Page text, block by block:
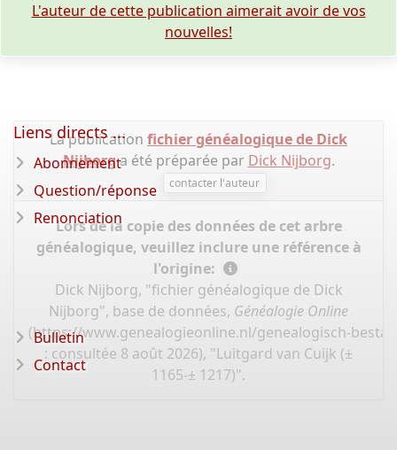
L'auteur de cette publication aimerait avoir de vos
nouvelles!
La publication fichier généalogique de Dick
Nijborga été préparée par Dick Nijborg.
contacter l'auteur
Lors de la copie des données de cet arbre
généalogique, veuillez inclure une référence à
l'origine:
Dick Nijborg, "fichier généalogique de Dick
Nijborg", base de données, Généalogie Online
(https://www.genealogieonline.nl/genealogisch-
: consultée 8 août 2026), "Luitgard van Cuijk (±
1165-± 1217)".
Liens directs ...
Abonnement
Question/réponse
Renonciation
Bulletin
Contact